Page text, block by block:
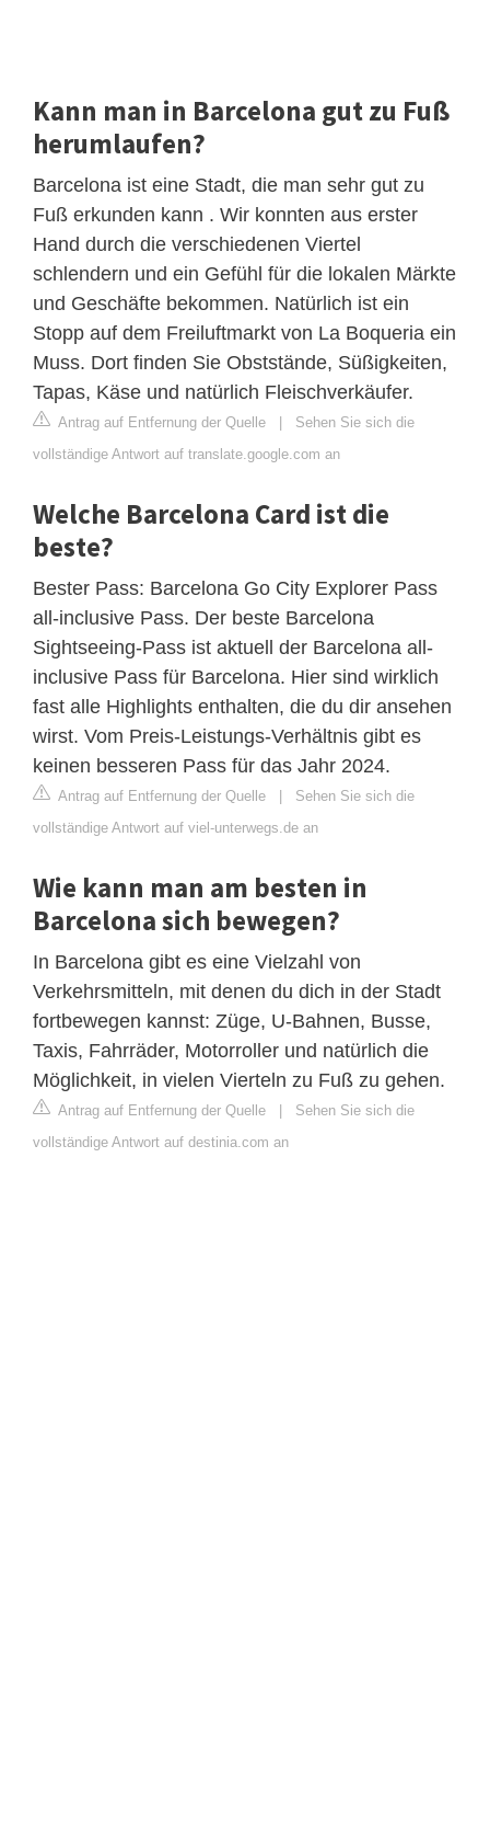
Kann man in Barcelona gut zu Fuß
herumlaufen?
Barcelona ist eine Stadt, die man sehr gut zu
Fuß erkunden kann . Wir konnten aus erster
Hand durch die verschiedenen Viertel
schlendern und ein Gefühl für die lokalen Märkte
und Geschäfte bekommen. Natürlich ist ein
Stopp auf dem Freiluftmarkt von La Boqueria ein
Muss. Dort finden Sie Obststände, Süßigkeiten,
Tapas, Käse und natürlich Fleischverkäufer.
Antrag auf Entfernung der Quelle | Sehen Sie sich die
vollständige Antwort auf translate.google.com an
Welche Barcelona Card ist die
beste?
Bester Pass: Barcelona Go City Explorer Pass
all-inclusive Pass. Der beste Barcelona
Sightseeing-Pass ist aktuell der Barcelona all-
inclusive Pass für Barcelona. Hier sind wirklich
fast alle Highlights enthalten, die du dir ansehen
wirst. Vom Preis-Leistungs-Verhältnis gibt es
keinen besseren Pass für das Jahr 2024.
Antrag auf Entfernung der Quelle | Sehen Sie sich die
vollständige Antwort auf viel-unterwegs.de an
Wie kann man am besten in
Barcelona sich bewegen?
In Barcelona gibt es eine Vielzahl von
Verkehrsmitteln, mit denen du dich in der Stadt
fortbewegen kannst: Züge, U-Bahnen, Busse,
Taxis, Fahrräder, Motorroller und natürlich die
Möglichkeit, in vielen Vierteln zu Fuß zu gehen.
Antrag auf Entfernung der Quelle | Sehen Sie sich die
vollständige Antwort auf destinia.com an